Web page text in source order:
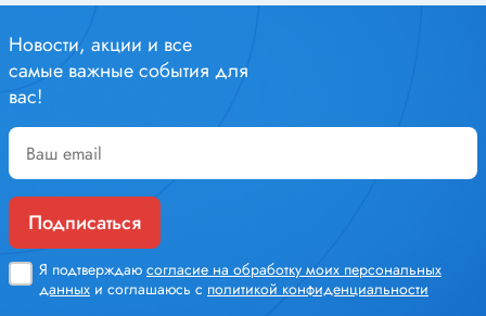
Новости, акции и все
самые важные события для
вас!
Подписаться
Я подтверждаю согласие на обработку моих персональных
данных и соглашаюсь с политикой конфиденциальности